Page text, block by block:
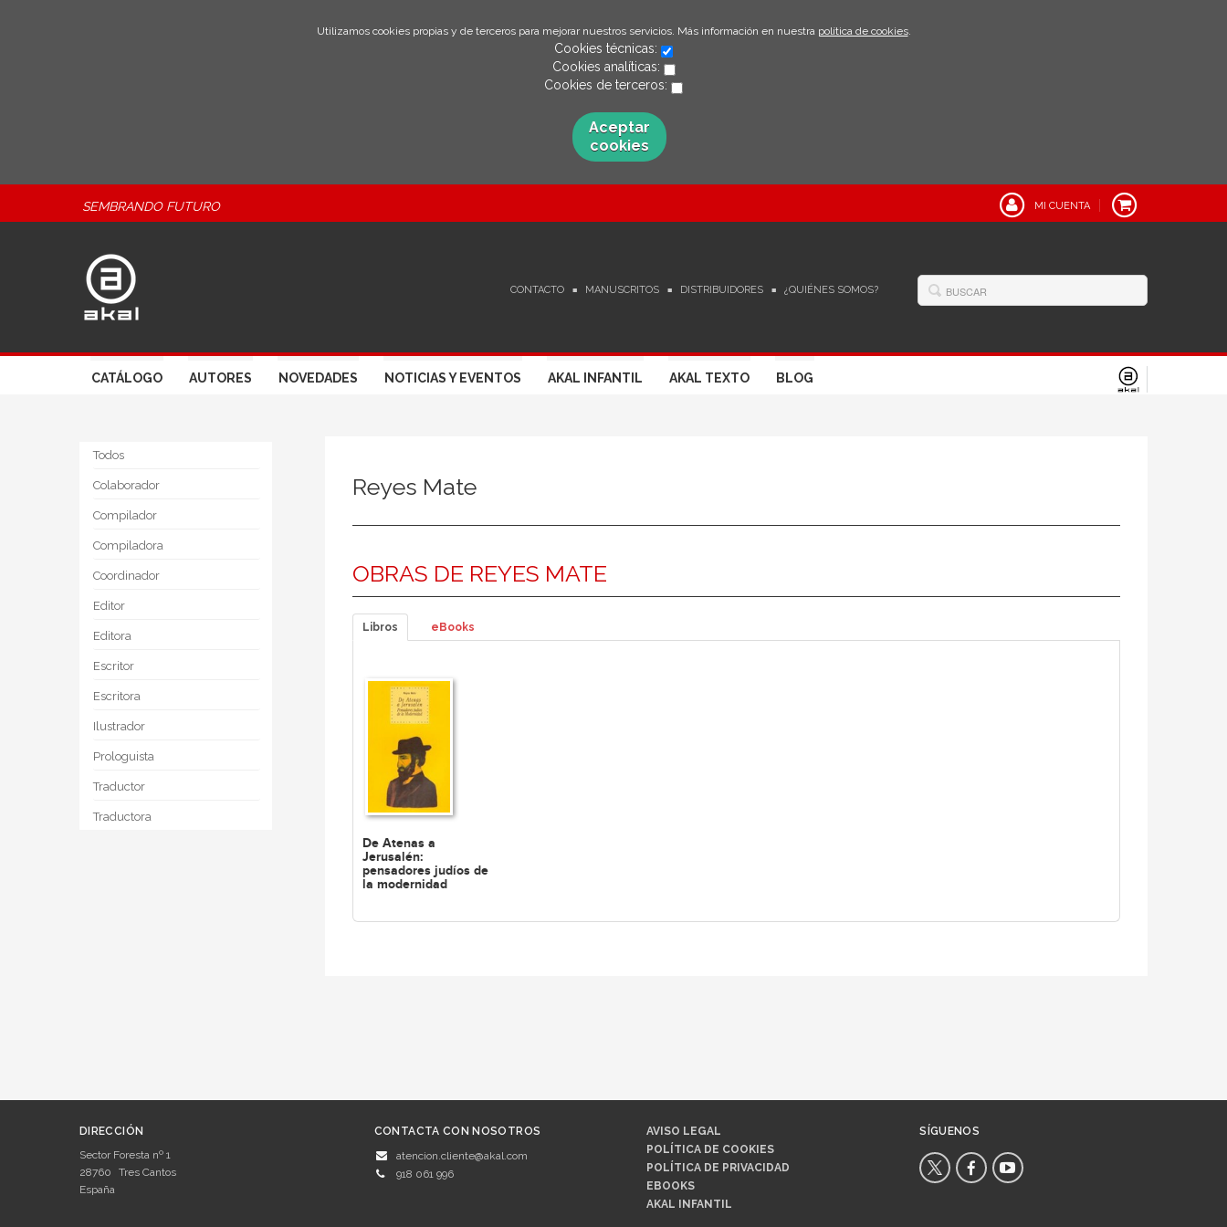
Utilizamos cookies propias y de terceros para mejorar nuestros servicios. Más información en nuestra política de cookies.
Cookies técnicas:
Cookies analíticas:
Cookies de terceros:
Aceptar
cookies
SEMBRANDO FUTURO MI CUENTA
CONTACTO MANUSCRITOS DISTRIBUIDORES ¿QUIÉNES SOMOS?
CATÁLOGO AUTORES NOVEDADES NOTICIAS Y EVENTOS AKAL INFANTIL AKAL TEXTO BLOG
Todos
Colaborador
Compilador
Compiladora
Coordinador
Editor
Editora
Escritor
Escritora
Ilustrador
Prologuista
Traductor
Traductora
Reyes Mate
OBRAS DE REYES MATE
Libros eBooks
De Atenas a
Jerusalén:
pensadores judíos de
la modernidad
DIRECCIÓN
Sector Foresta nº 1
28760
Tres Cantos
España
CONTACTA CON NOSOTROS
atencion.cliente@akal.com
918 061 996
AVISO LEGAL
POLÍTICA DE COOKIES
POLÍTICA DE PRIVACIDAD
EBOOKS
AKAL INFANTIL
SÍGUENOS